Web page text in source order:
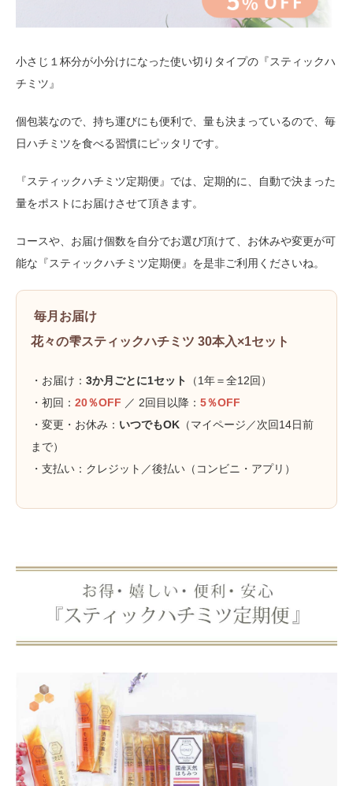
小さじ１杯分が小分けになった使い切りタイプの『スティックハ
チミツ』
個包装なので、持ち運びにも便利で、量も決まっているので、毎
日ハチミツを食べる習慣にピッタリです。
『スティックハチミツ定期便』では、定期的に、自動で決まった
量をポストにお届けさせて頂きます。
コースや、お届け個数を自分でお選び頂けて、お休みや変更が可
能な『スティックハチミツ定期便』を是非ご利用くださいね。
毎月お届け
花々の雫スティックハチミツ 30本入×1セット
・お届け： 3か月ごとに1セット
（1年＝全12回）
・初回： 20％OFF ／ 2回目以降： 5％OFF
・変更・お休み： いつでもOK （マイページ／次回14日前
まで）
・支払い：クレジット／後払い（コンビニ・アプリ）